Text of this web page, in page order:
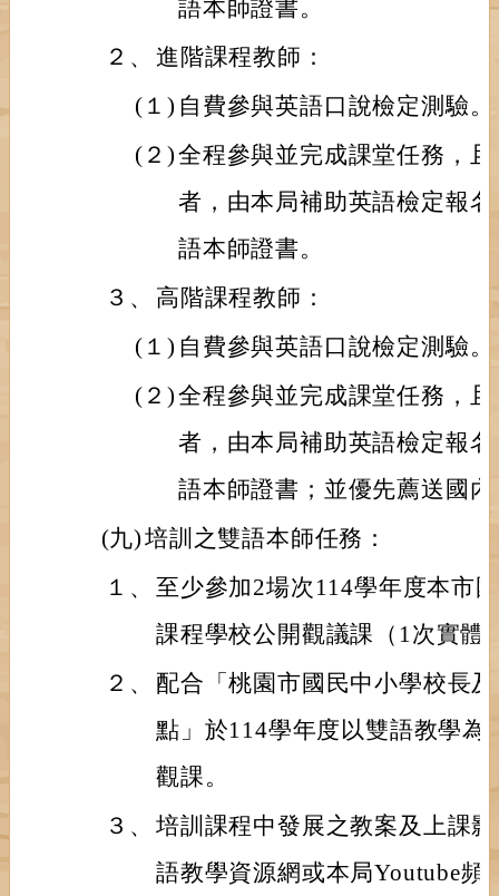
語本師證書。
２、 進階課程教師：
(１) 自費參與英語口說檢定測驗。
(２)全程參與並完成課堂任務，
者，由本局補助英語檢定報
語本師證書。
３、
高階課程教師：
(１) 自費參與英語口說檢定測驗。
(２)全程參與並完成課堂任務，
者，由本局補助英語檢定報
語本師證書；並優先薦送國
(九)培訓之雙語本師任務：
１、 至少參加2場次114學年度本市
課程學校公開觀議課（1次實體
２、
配合「桃園市國民中小學校長
點」於114學年度以雙語教學為
觀課。
３、 培訓課程中發展之教案及上課
語教學資源網或本局Youtube頻